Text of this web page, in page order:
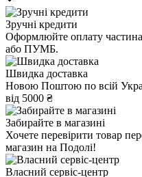
Зручні кредити
Оформлюйте оплату
або ПУМБ.
Швидка доставка
Новою Поштою по всій
від 5000 ₴
Забирайте в магазині
Хочете перевірити товар
магазин на Подолі!
Власний сервіс-центр